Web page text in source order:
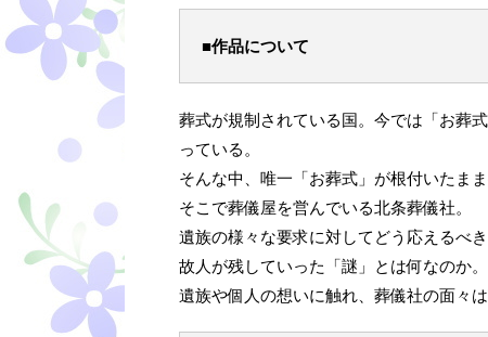
■作品について
葬式が規制されている国。今では「お葬
っている。
そんな中、唯一「お葬式」が根付いたま
そこで葬儀屋を営んでいる北条葬儀社。
遺族の様々な要求に対してどう応えるべき
故人が残していった「謎」とは何なのか。
遺族や個人の想いに触れ、葬儀社の面々